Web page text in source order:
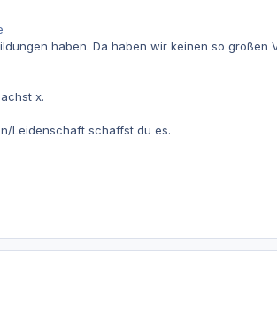
haben. Da haben wir keinen so großen
x.
Leidenschaft schaffst du es.